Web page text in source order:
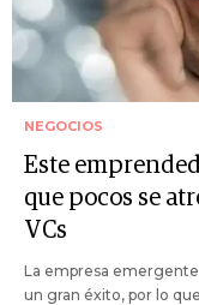
NEGOCIOS
Este
que pocos se
VCs
La empresa
un gran éxito, por lo